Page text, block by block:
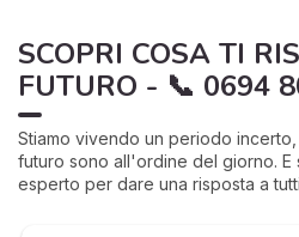
SCOPRI COSA TI
FUTURO - 📞 0694
Stiamo vivendo un periodo
futuro sono all'ordine del giorno. E
esperto per dare una risposta a